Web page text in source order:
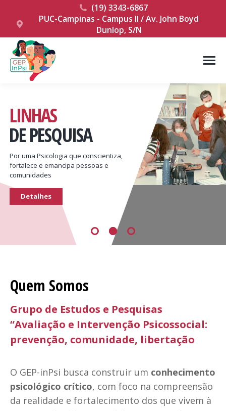
(19) 3343-6867
PUC-Campinas - Campus II / Av. John Boyd
Dunlop, S/N
LINHAS
DE PESQUISA
Por uma Psicologia que conscientiza,
fortalece e emancipa pessoas e
comunidades
Detalhes
Quem Somos
Grupo de Estudos e Pesquisas
“Avaliação e Intervenção Psicossocial:
prevenção, comunidade, libertação
O GEP-inPsi busca construir um conhecimento
psicológico crítico, com foco na compreensão
da realidade e fortalecimento dos que vivem à